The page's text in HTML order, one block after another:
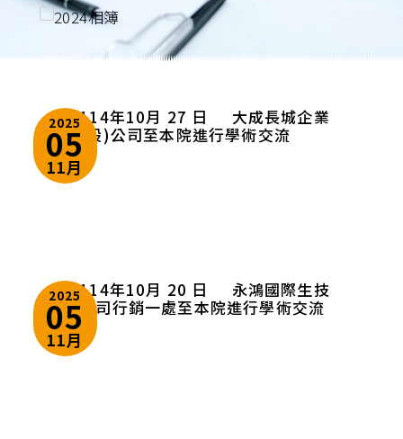
2024相簿
2025
05
11月
114年10月 27 日 大成長城企業
(股)公司至本院進行學術交流
2025
05
11月
114年10月 20 日 永鴻國際生技
公司行銷一處至本院進行學術交流